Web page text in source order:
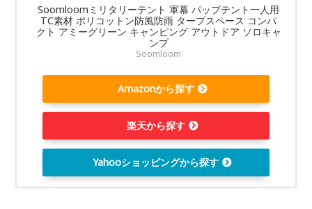
Soomloomミリタリーテント 軍幕 パップテント一人用
TC素材 ポリコットン防風防雨 タープスペース コンパ
クト アミーグリーン キャンピング アウトドア ソロキャ
ンプ
Soomloom
Amazonから探す
楽天から探す
Yahooショッピングから探す